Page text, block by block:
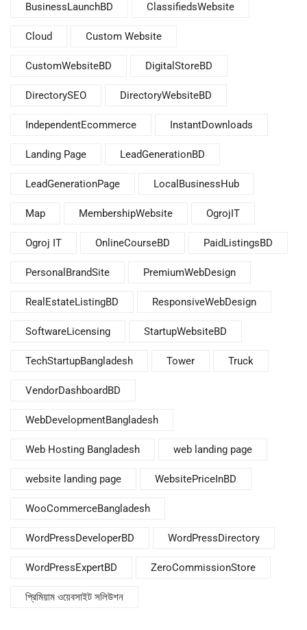
BusinessLaunchBD ClassifiedsWebsite
Cloud Custom Website
CustomWebsiteBD DigitalStoreBD
DirectorySEO DirectoryWebsiteBD
IndependentEcommerce InstantDownloads
Landing Page LeadGenerationBD
LeadGenerationPage LocalBusinessHub
Map MembershipWebsite OgrojIT
Ogroj IT OnlineCourseBD PaidListingsBD
PersonalBrandSite PremiumWebDesign
RealEstateListingBD ResponsiveWebDesign
SoftwareLicensing StartupWebsiteBD
TechStartupBangladesh Tower Truck
VendorDashboardBD
WebDevelopmentBangladesh
Web Hosting Bangladesh web landing page
website landing page WebsitePriceInBD
WooCommerceBangladesh
WordPressDeveloperBD WordPressDirectory
WordPressExpertBD ZeroCommissionStore
প্রিমিয়াম ওয়েবসাইট সলিউশন